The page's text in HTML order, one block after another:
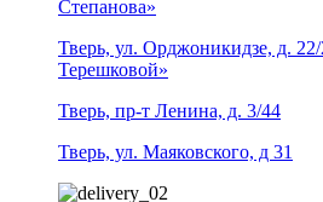
Степанова»
Тверь, ул. Орджоникидзе, д.
Терешковой»
Тверь, пр-т Ленина, д. 3/44
Тверь, ул. Маяковского, д 31